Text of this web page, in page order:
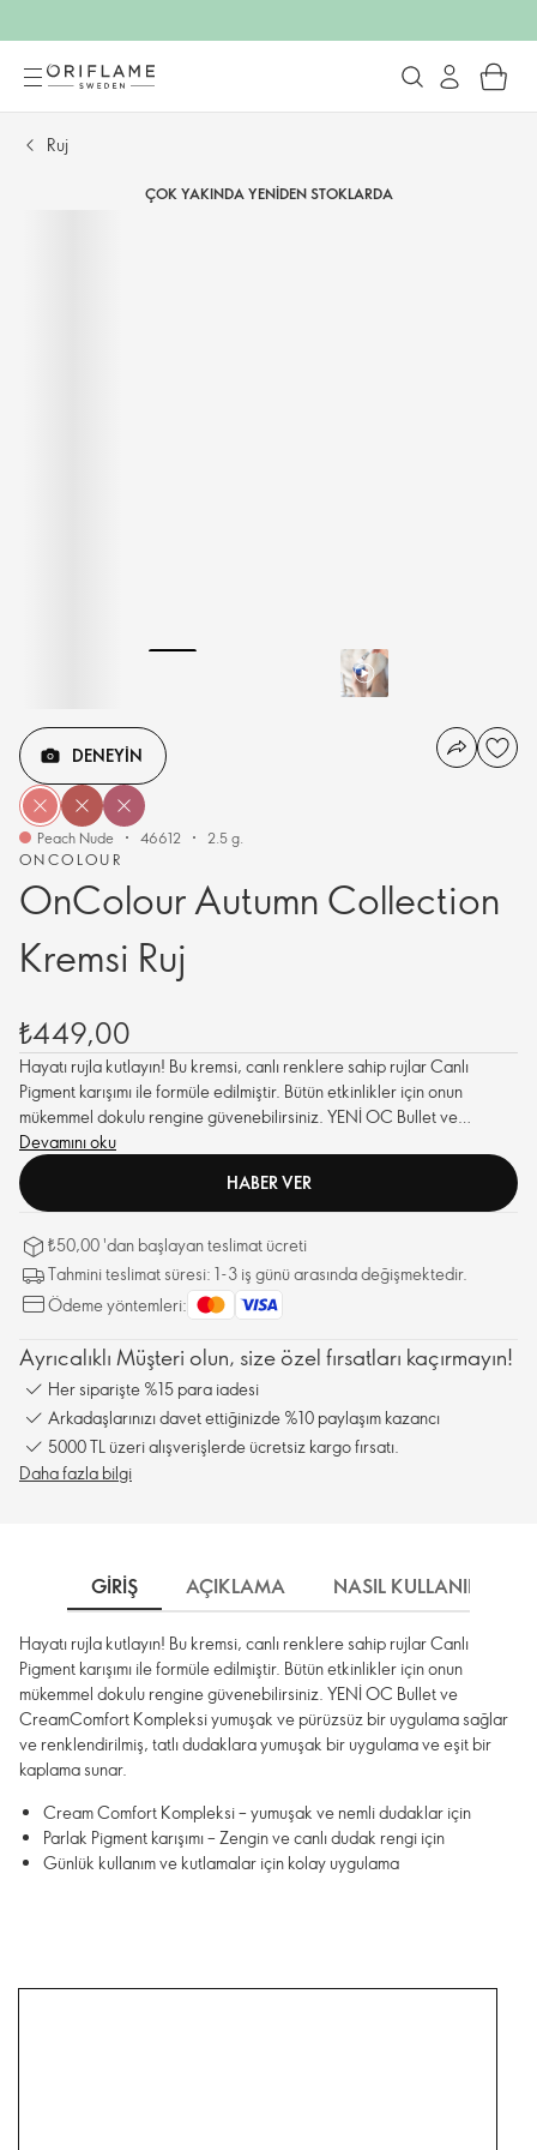
Ruj
ÇOK YAKINDA YENIDEN STOKLARDA
ONCOLOUR
OnColour Autumn Collection
Kremsi Ruj
DENEYIN
Peach Nude 46612 2.5 g.
₺449,00
Hayatı rujla kutlayın! Bu kremsi, canlı renklere sahip rujlar Canlı
Pigment karışımı ile formüle edilmiştir. Bütün etkinlikler için onun
mükemmel dokulu rengine güvenebilirsiniz. YENİ OC Bullet ve
CreamComfort Kompleksi yumuşak ve pürüzsüz bir uygulama sağlar
ve renklendirilmiş, tatlı dudaklara yumuşak bir uygulama ve eşit bir
kaplama sunar.
Devamını oku
HABER VER
₺50,00 'dan başlayan teslimat ücreti
Tahmini teslimat süresi: 1-3 iş günü arasında değişmektedir.
Ödeme yöntemleri:
Ayrıcalıklı Müşteri olun, size özel fırsatları kaçırmayın!
Her siparişte %15 para iadesi
Arkadaşlarınızı davet ettiğinizde %10 paylaşım kazancı
5000 TL üzeri alışverişlerde ücretsiz kargo fırsatı.
Daha fazla bilgi
GIRIŞ AÇIKLAMA NASIL KULLANILIR
Hayatı rujla kutlayın! Bu kremsi, canlı renklere sahip rujlar Canlı
Pigment karışımı ile formüle edilmiştir. Bütün etkinlikler için onun
mükemmel dokulu rengine güvenebilirsiniz. YENİ OC Bullet ve
CreamComfort Kompleksi yumuşak ve pürüzsüz bir uygulama sağlar
ve renklendirilmiş, tatlı dudaklara yumuşak bir uygulama ve eşit bir
kaplama sunar.
Cream Comfort Kompleksi – yumuşak ve nemli dudaklar için
Parlak Pigment karışımı – Zengin ve canlı dudak rengi için
Günlük kullanım ve kutlamalar için kolay uygulama